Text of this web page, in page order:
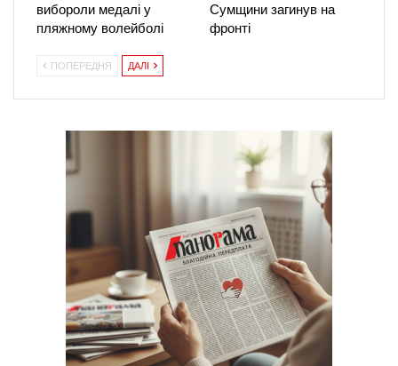
вибороли медалі у
пляжному волейболі
Сумщини загинув на
фронті
ПОПЕРЕДНЯ ДАЛІ